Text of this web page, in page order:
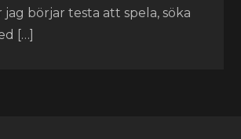
jag börjar testa att spela, söka
[…]